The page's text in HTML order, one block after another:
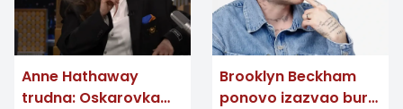
Anne Hathaway
trudna: Oskarovka
Brooklyn Beckham
ponovo izazvao buru: